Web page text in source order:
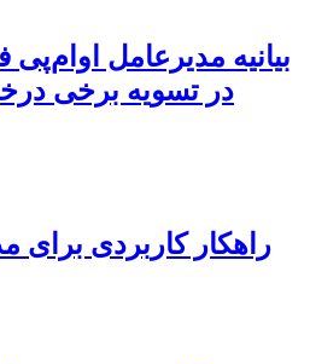
بیانیه مدیرعامل او‌ام‌پی
در تسویه برخی